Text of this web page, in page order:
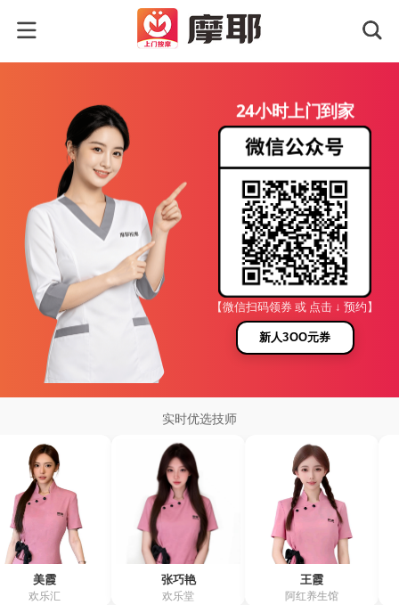
24小时上门到家
【微信扫码领券 或 点击 ↓ 预约】
新人3OO元券
实时优选技师
阿红养生馆